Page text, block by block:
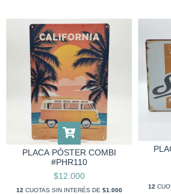
PLACA PÓSTER COMBI
#PHR110
$12.000
12 CUOTAS SIN INTERÉS DE $1.000 12